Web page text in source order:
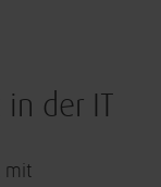
der IT
mit